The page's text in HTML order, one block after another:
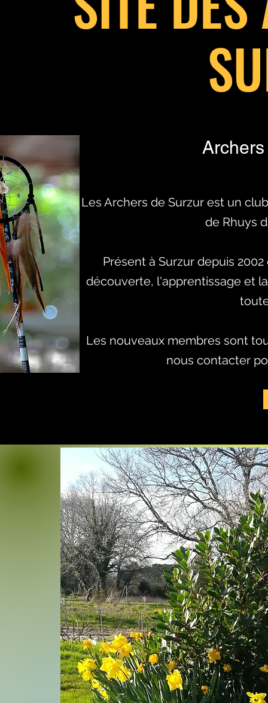
Les Archers de Surzur est un
de Rhuys
Présent à Surzur depuis
découverte, l'apprentissage et
Les nouveaux membres sont
nous contacter